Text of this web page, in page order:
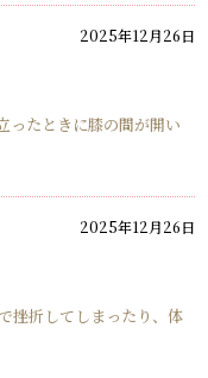
2025年12月26日
ったときに膝の間が開い
2025年12月26日
挫折してしまったり、体